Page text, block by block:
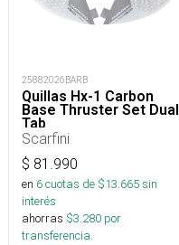
25882026BARB
Quillas Hx-1 Carbon
Base Thruster Set Dual
Tab
Scarfini
$ 81.990
en 6cuotas de $13.665sin
interés
ahorras $3.280 por
transferencia.